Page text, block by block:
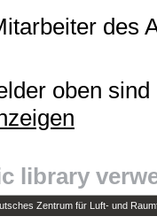
des
oben
library
Zentrum für Luft- und